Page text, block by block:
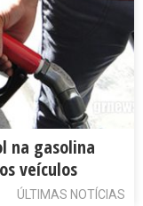
na gasolina
veículos
ÚLTIMAS NOTÍCIAS